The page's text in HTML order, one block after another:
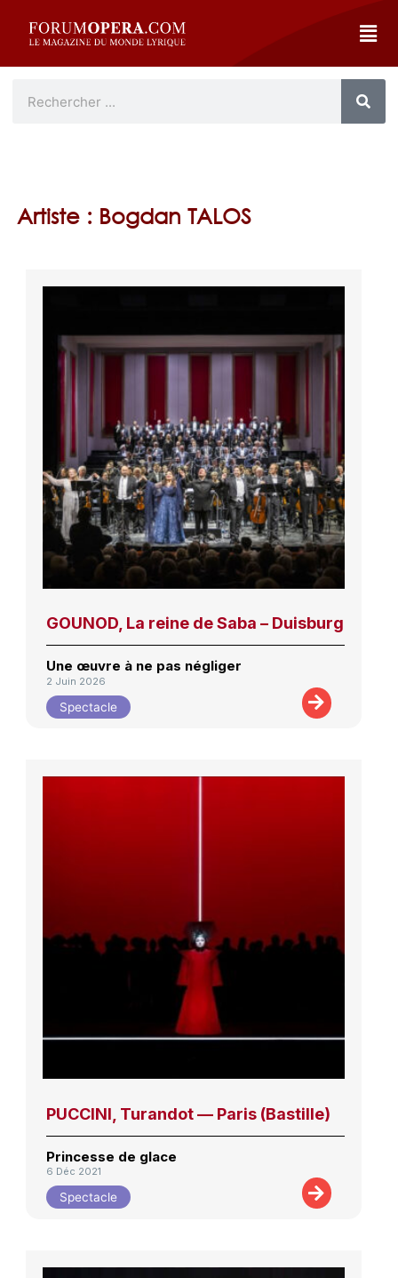
Artiste : Bogdan TALOS
GOUNOD, La reine de Saba – Duisburg
Une œuvre à ne pas négliger
2 Juin 2026
Spectacle
PUCCINI, Turandot — Paris (Bastille)
Princesse de glace
6 Déc 2021
Spectacle